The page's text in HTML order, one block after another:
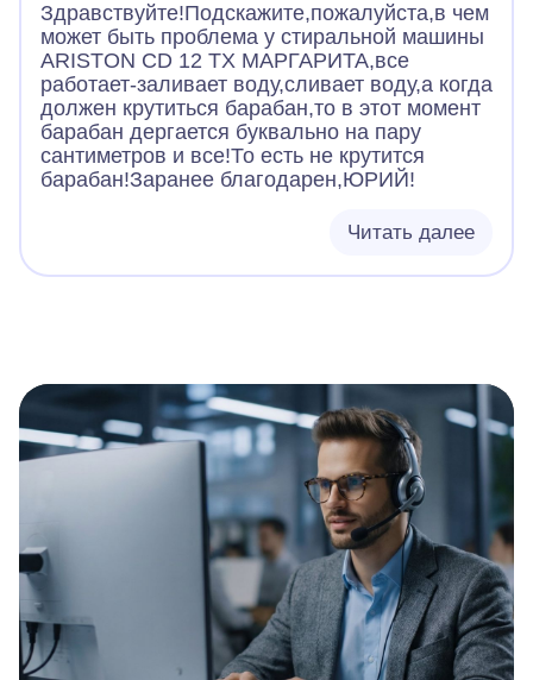
Здравствуйте!Подскажите,пожалуйста,в чем
может быть проблема у стиральной машины
ARISTON CD 12 TX МАРГАРИТА,все
работает-заливает воду,сливает воду,а когда
должен крутиться барабан,то в этот момент
барабан дергается буквально на пару
сантиметров и все!То есть не крутится
барабан!Заранее благодарен,ЮРИЙ!
Читать далее